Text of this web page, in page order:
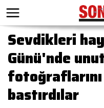
Sevdikleri
Günü'nde
bastırdılar